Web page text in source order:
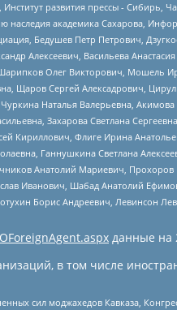
развития прессы - Сибирь,
наследия академика Сахарова,
Бедушев Петр Петрович,
Алексеевич, Васильева
Олег Викторович, Мошель
Щаров Сергей Алексадрович,
Наталья Валерьевна,
Захарова Светлана
Кириллович, Флиге Ирина
Ганнушкина Светлана
Анатолий Мариевич,
Иванович, Шабад Анатолий
Борис Андреевич, Левинсон
данные на
в том числе
сил моджахедов Кавказа,